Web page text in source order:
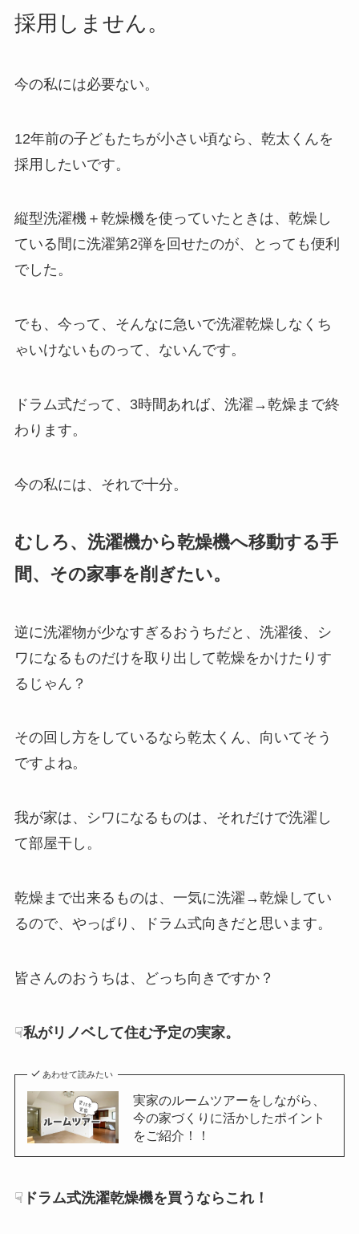
採用しません。
今の私には必要ない。
12年前の子どもたちが小さい頃なら、乾太くんを
採用したいです。
縦型洗濯機＋乾燥機を使っていたときは、乾燥し
ている間に洗濯第2弾を回せたのが、とっても便利
でした。
でも、今って、そんなに急いで洗濯乾燥しなくち
ゃいけないものって、ないんです。
ドラム式だって、3時間あれば、洗濯→乾燥まで終
わります。
今の私には、それで十分。
むしろ、洗濯機から乾燥機へ移動する手
間、その家事を削ぎたい。
逆に洗濯物が少なすぎるおうちだと、洗濯後、シ
ワになるものだけを取り出して乾燥をかけたりす
るじゃん？
その回し方をしているなら乾太くん、向いてそう
ですよね。
我が家は、シワになるものは、それだけで洗濯し
て部屋干し。
乾燥まで出来るものは、一気に洗濯→乾燥してい
るので、やっぱり、ドラム式向きだと思います。
皆さんのおうちは、どっち向きですか？
☟私がリノベして住む予定の実家。
あわせて読みたい
実家のルームツアーをしながら、
今の家づくりに活かしたポイント
をご紹介！！
☟ ドラム式洗濯乾燥機を買うならこれ！